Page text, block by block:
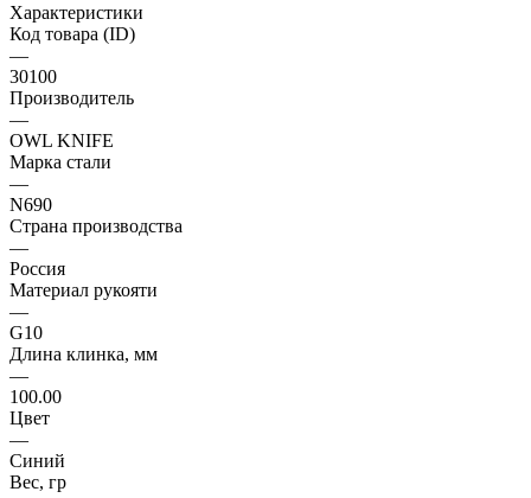
Характеристики
Код товара (ID)
—
30100
Производитель
—
OWL KNIFE
Марка стали
—
N690
Страна производства
—
Россия
Материал рукояти
—
G10
Длина клинка, мм
—
100.00
Цвет
—
Синий
Вес, гр